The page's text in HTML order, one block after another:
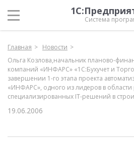
Система
Главная
Новости
Ольга Козлова,начальник планово-
компаний «ИНФАРС» «1С:Бухучет и
завершении 1-го этапа проекта
«ИНФАРС», одного из лидеров в
специализированных IT-решений в
19.06.2006